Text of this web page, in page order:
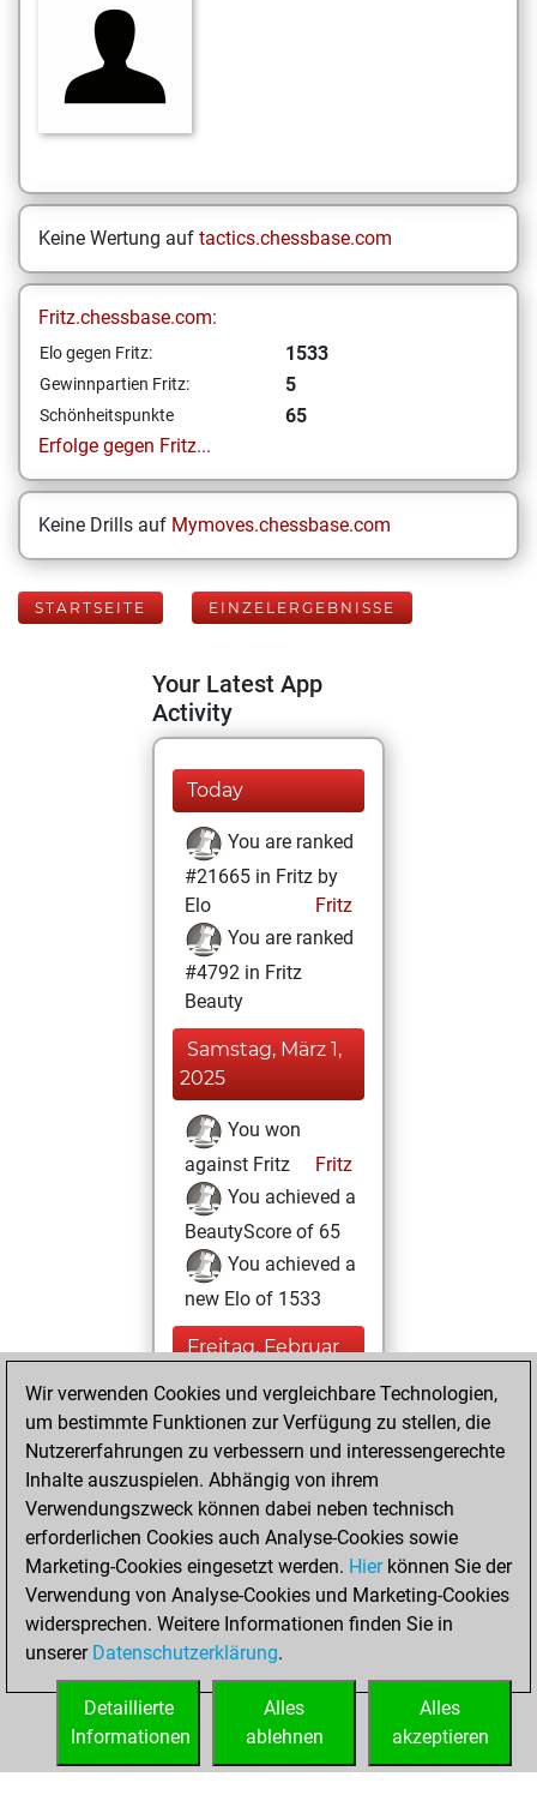
Keine Wertung auf tactics.chessbase.com
Fritz.chessbase.com:
Elo gegen Fritz: 1533
Gewinnpartien Fritz: 5
Schönheitspunkte
65
Erfolge gegen Fritz...
Keine Drills auf Mymoves.chessbase.com
STARTSEITE EINZELERGEBNISSE
Your Latest App
Activity
Today
You are ranked
#21665 in Fritz by
Elo
Fritz
You are ranked
#4792 in Fritz
Beauty
Samstag, März 1,
2025
You won
against Fritz
Fritz
You achieved a
BeautyScore of 65
You achieved a
new Elo of 1533
Freitag, Februar
You played 3
blitz games
Play
You scored +0
=0 -3 in blitz
Dienstag, Januar
28, 2025
You created
your Fritz account
Wir verwenden Cookies und vergleichbare Technologien,
um bestimmte Funktionen zur Verfügung zu stellen, die
Nutzererfahrungen zu verbessern und interessengerechte
Inhalte auszuspielen. Abhängig von ihrem
Verwendungszweck können dabei neben technisch
erforderlichen Cookies auch Analyse-Cookies sowie
Marketing-Cookies eingesetzt werden. Hierkönnen Sie der
Verwendung von Analyse-Cookies und Marketing-Cookies
widersprechen. Weitere Informationen finden Sie in
unserer Datenschutzerklärung.
Alles
akzeptieren
Alles
ablehnen
Detaillierte
Informationen